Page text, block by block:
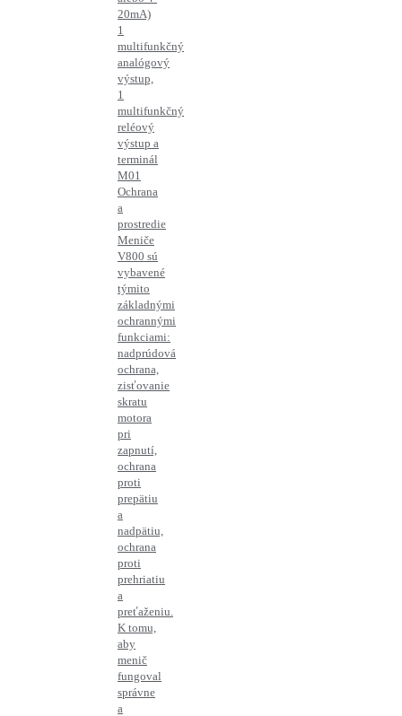
20mA)
1
multifunkčný
analógový
výstup,
1
multifunkčný
reléový
výstup a
terminál
M01
Ochrana
a
prostredie
Meniče
V800 sú
vybavené
týmito
základnými
ochrannými
funkciami:
nadprúdová
ochrana,
zisťovanie
skratu
motora
pri
zapnutí,
ochrana
proti
prepätiu
a
nadpätiu,
ochrana
proti
prehriatiu
a
preťaženiu.
K tomu,
aby
menič
fungoval
správne
a